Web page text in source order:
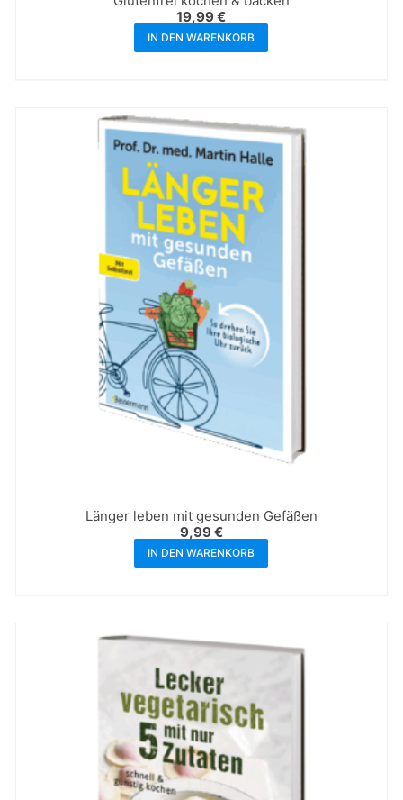
19,99€
IN DEN WARENKORB
Länger leben mit gesunden Gefäßen
9,99€
IN DEN WARENKORB